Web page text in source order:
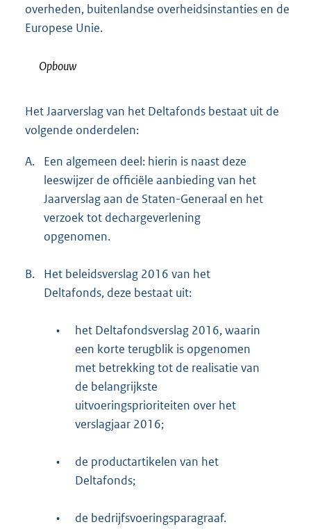
overheden, buitenlandse overheidsinstanties en de
Europese Unie.
Opbouw
Het Jaarverslag van het Deltafonds bestaat uit de
volgende onderdelen:
A.
Een algemeen deel: hierin is naast deze
leeswijzer de officiële aanbieding van het
Jaarverslag aan de Staten-Generaal en het
verzoek tot dechargeverlening
opgenomen.
B.
Het beleidsverslag 2016 van het
Deltafonds, deze bestaat uit:
•
het Deltafondsverslag 2016, waarin
een korte terugblik is opgenomen
met betrekking tot de realisatie van
de belangrijkste
uitvoeringsprioriteiten over het
verslagjaar 2016;
•
de productartikelen van het
Deltafonds;
• de bedrijfsvoeringsparagraaf.